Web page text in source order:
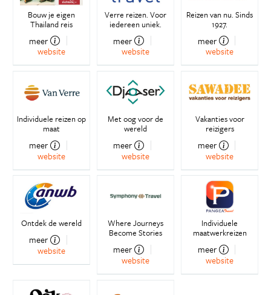
Bouw je eigen
Thailand reis
meer
website
Verre reizen. Voor
iedereen uniek.
meer
website
Reizen van nu. Sinds
1927.
meer
website
Individuele reizen op
maat
meer
website
Met oog voor de
wereld
meer
website
Vakanties voor
reizigers
meer
website
Ontdek de wereld
meer
website
Where Journeys
Become Stories
meer
website
Individuele
maatwerkreizen
meer
website